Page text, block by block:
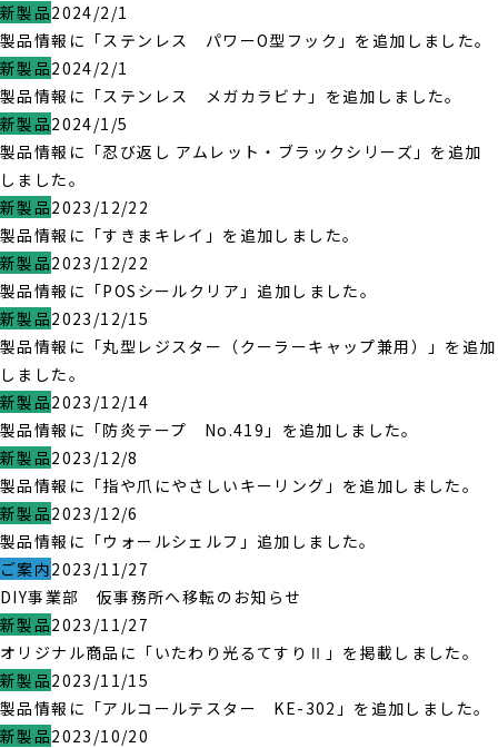
新製品2024/2/1
製品情報に「ステンレス パワーO型フック」を追加しました。
新製品2024/2/1
製品情報に「ステンレス メガカラビナ」を追加しました。
新製品2024/1/5
製品情報に「忍び返し アムレット・ブラックシリーズ」を追加
しました。
新製品2023/12/22
製品情報に「すきまキレイ」を追加しました。
新製品2023/12/22
製品情報に「POSシールクリア」追加しました。
新製品2023/12/15
製品情報に「丸型レジスター（クーラーキャップ兼用）」を追加
しました。
新製品2023/12/14
製品情報に「防炎テープ No.419」を追加しました。
新製品2023/12/8
製品情報に「指や爪にやさしいキーリング」を追加しました。
新製品2023/12/6
製品情報に「ウォールシェルフ」追加しました。
ご案内2023/11/27
DIY事業部 仮事務所へ移転のお知らせ
新製品2023/11/27
オリジナル商品に「いたわり光るてすりⅡ」を掲載しました。
新製品2023/11/15
製品情報に「アルコールテスター KE-302」を追加しました。
新製品2023/10/20